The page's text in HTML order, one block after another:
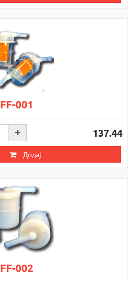
FF-001
137.44
Додај
FF-002